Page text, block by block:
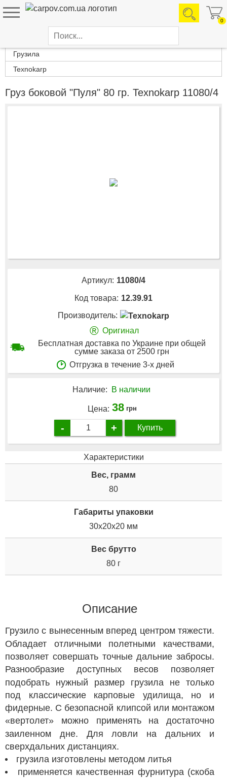
0
Каталог товаров
Грузила
Texnokarp
Груз боковой "Пуля" 80 гр. Texnokarp 11080/4
Артикул: 11080/4
Код товара: 12.39.91
Производитель:
® Оригинал
Бесплатная доставка по Украине при общей
сумме заказа от 2500 грн
Отгрузка в течение 3-х дней
Наличие: В наличии
Цена: 38 грн
- + Купить
Характеристики
Вес, грамм
80
Габариты упаковки
30x20x20 мм
Вес брутто
80 г
Описание
Грузило с вынесенным вперед центром тяжести.
Обладает отличными полетными качествами,
позволяет совершать точные дальние забросы.
Разнообразие доступных весов позволяет
подобрать нужный размер грузила не только
под классические карповые удилища, но и
фидерные. С безопасной клипсой или монтажом
«вертолет» можно применять на достаточно
заиленном дне. Для ловли на дальних и
сверхдальних дистанциях.
грузила изготовлены методом литья
применяется качественная фурнитура (скоба